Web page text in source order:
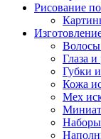
Рисование
Волосы
Глаза
Губки
Кожа
Мех
Наборы